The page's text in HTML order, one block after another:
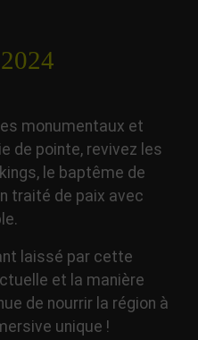
monumentaux et
de pointe, revivez les
le baptême de
traité de paix avec
laissé par cette
et la manière
de nourrir la région à
unique !